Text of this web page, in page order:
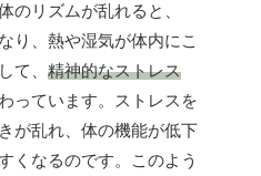
のリズムが乱れると、
り、熱や湿気が体内にこ
て、 精神的なストレス
っています。ストレスを
が乱れ、体の機能が低下
くなるのです。このよう